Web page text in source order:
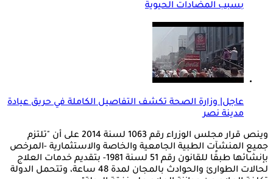
بسبب المضادات الحيوية
عاجل| وزارة الصحة تكشف التفاصيل الكاملة في حريق عيادة
مدينة نصر
وينص قرار مجلس الوزراء رقم 1063 لسنة 2014 على أن "تلتزم
جميع المنشآت الطبية الجامعية والخاصة والاستثمارية -المرخص
بإنشائها طبقًا للقانون رقم 51 لسنة 1981- بتقديم خدمات العلاج
لحالات الطوارئ والحوادث بالمجان لمدة 48 ساعة، وتتحمل الدولة